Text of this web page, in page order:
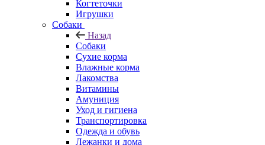
Когтеточки
Игрушки
Собаки
Назад
Собаки
Сухие корма
Влажные корма
Лакомства
Витамины
Амуниция
Уход и гигиена
Транспортировка
Одежда и обувь
Лежанки и дома